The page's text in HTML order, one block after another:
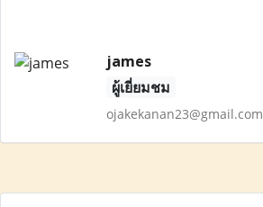
james
ผู้เยี่ยมชม
ojakekanan23@gmail.com